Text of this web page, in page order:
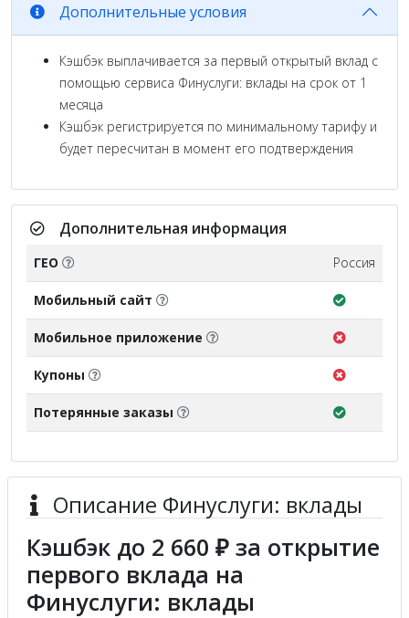
Дополнительные условия
Кэшбэк выплачивается за первый открытый вклад с
помощью сервиса Финуслуги: вклады на срок от 1
месяца
Кэшбэк регистрируется по минимальному тарифу и
будет пересчитан в момент его подтверждения
Дополнительная информация
ГЕО Россия
Мобильный сайт
Мобильное приложение
Купоны
Потерянные заказы
Описание Финуслуги: вклады
Кэшбэк до 2 660 ₽ за открытие
первого вклада на
Финуслуги: вклады